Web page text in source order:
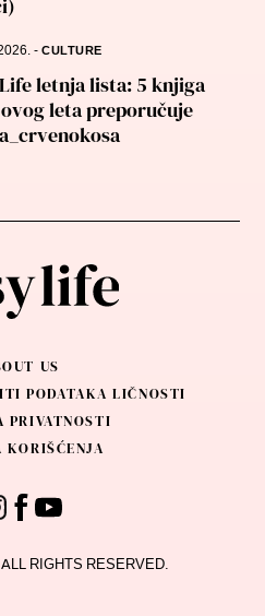
-CULTURE
letnja lista: 5 knjiga
leta preporučuje
US
PODATAKA LIČNOSTI
PRIVATNOSTI
KORIŠĆENJA
RIGHTS RESERVED.